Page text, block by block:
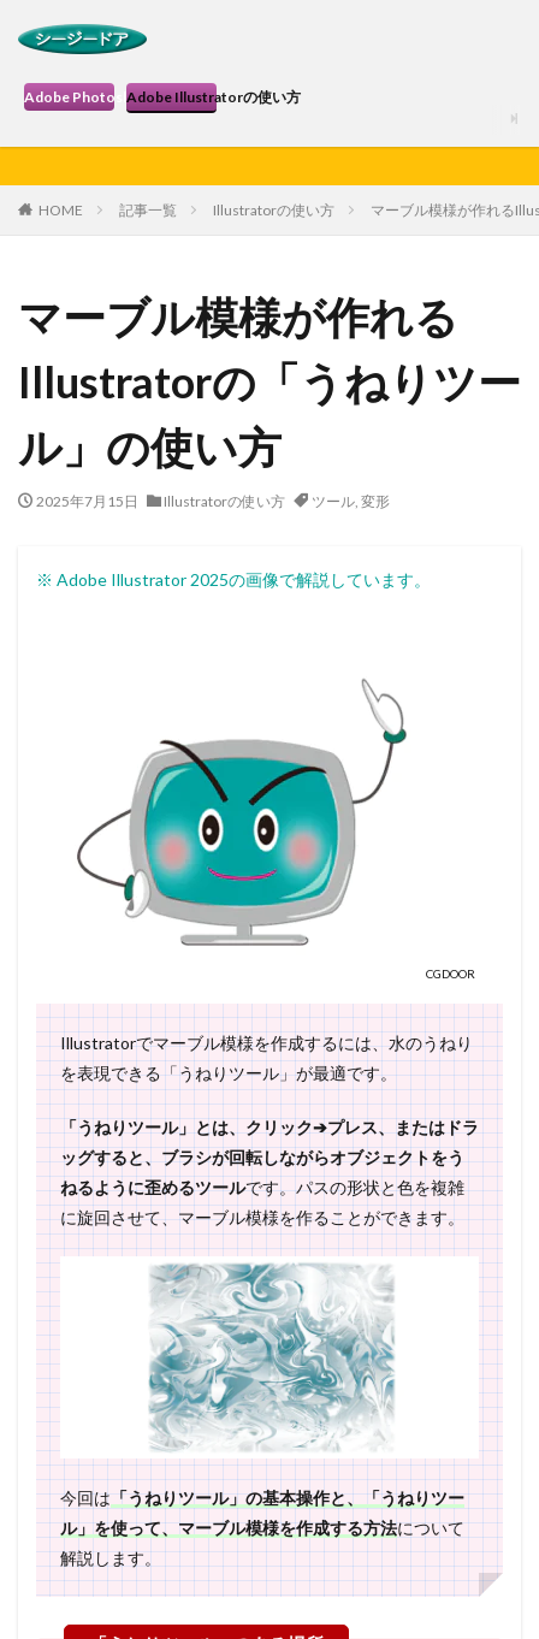
Adobe Photoshopの使い方Adobe Illustratorの使い方
HOME 記事一覧 Illustratorの使い方 マーブル模様が作れる
マーブル模様が作れる
Illustratorの「うねりツー
ル」の使い方
2025年7月15日 Illustratorの使い方 ツール, 変形
※ Adobe Illustrator 2025の画像で解説しています。
CGDOOR
Illustratorでマーブル模様を作成するには、水のうねり
を表現できる「うねりツール」が最適です。
「うねりツール」とは、クリック➔プレス、またはドラ
ッグすると、ブラシが回転しながらオブジェクトをう
ねるように歪めるツールです。パスの形状と色を複雑
に旋回させて、マーブル模様を作ることができます。
今回は「うねりツール」の基本操作と、「うねりツー
ル」を使って、マーブル模様を作成する方法について
解説します。